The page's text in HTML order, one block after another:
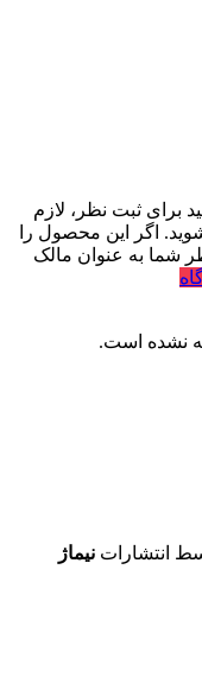
برای ثبت نظر، لازم
اگر این محصول را
شما به عنوان مالک
نشده است.
انتشارات نیماژ